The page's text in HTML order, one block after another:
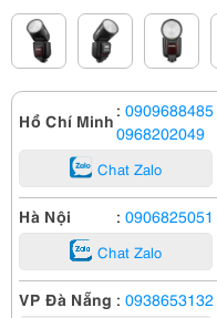
Hồ Chí Minh : 0909688485
0968202049
Chat Zalo
Hà Nội : 0906825051
Chat Zalo
VP Đà Nẵng : 0938653132